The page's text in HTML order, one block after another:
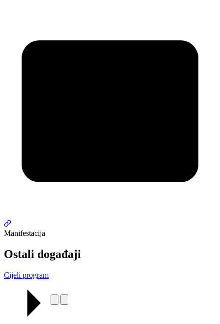
Manifestacija
Ostali događaji
Cijeli program